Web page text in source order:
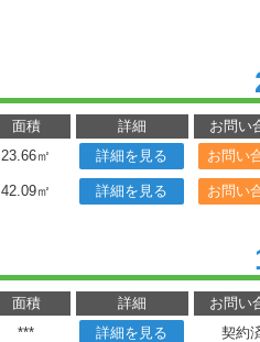
面積 詳細
お問い
23.66㎡ 詳細を見る お問い
42.09㎡ 詳細を見る お問い
面積 詳細
お問い
*** 詳細を見る 契約